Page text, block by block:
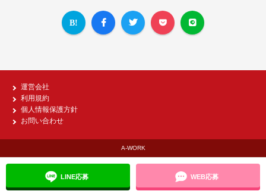
運営会社
利用規約
個人情報保護方針
お問い合わせ
A-WORK
LINE応募 WEB応募